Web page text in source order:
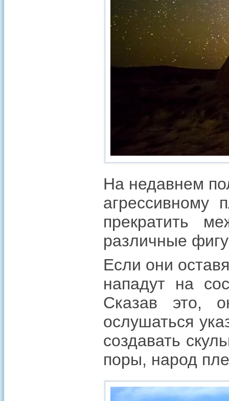
На недавнем
агрессивному
прекратить
различные
Если они
нападут на
Сказав это,
ослушаться
создавать
поры, народ